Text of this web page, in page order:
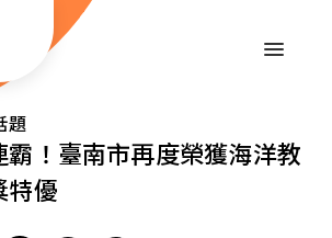
題
霸！臺南市再度榮獲海洋教
特優